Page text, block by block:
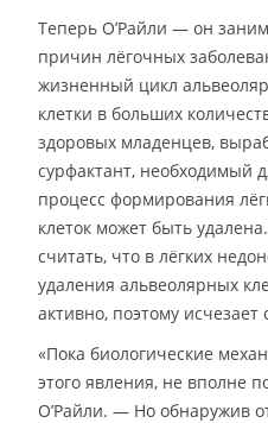
Теперь О’Райли — он
причин лёгочных
жизненный цикл
клетки в больших
здоровых младенцев,
сурфактант, необходимый
процесс формирования
клеток может быть
считать, что в лёгких
удаления альвеолярных
активно, поэтому
«Пока биологические
этого явления, не вполне
О’Райли. — Но обнаружив